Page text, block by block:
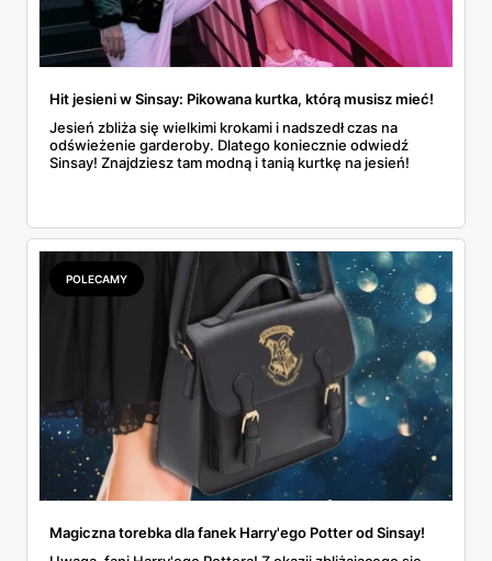
Hit jesieni w Sinsay: Pikowana kurtka, którą musisz mieć!
Jesień zbliża się wielkimi krokami i nadszedł czas na
odświeżenie garderoby. Dlatego koniecznie odwiedź
Sinsay! Znajdziesz tam modną i tanią kurtkę na jesień!
POLECAMY
Magiczna torebka dla fanek Harry'ego Potter od Sinsay!